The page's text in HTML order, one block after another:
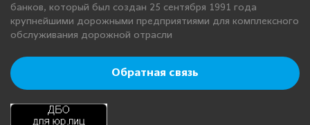
банков, который был создан 25 сентября 1991 года
крупнейшими дорожными предприятиями для комплексного
обслуживания дорожной отрасли
Обратная связь